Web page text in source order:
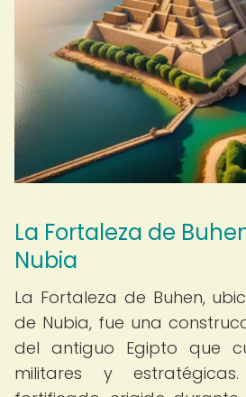
La Fortaleza de
Nubia
La Fortaleza de Buhen,
de Nubia, fue una
del antiguo Egipto que
militares y